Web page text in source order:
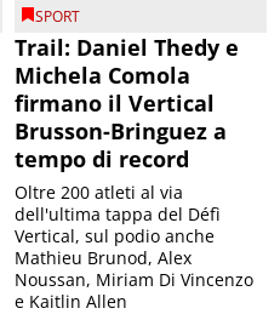
SPORT
Trail: Daniel Thedy e
Michela Comola
firmano il Vertical
Brusson-Bringuez a
tempo di record
Oltre 200 atleti al via
dell'ultima tappa del Défì
Vertical, sul podio anche
Mathieu Brunod, Alex
Noussan, Miriam Di Vincenzo
e Kaitlin Allen